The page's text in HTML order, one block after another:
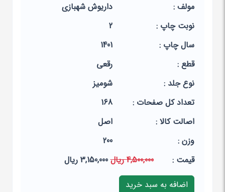
مولف :
داریوش شهبازی
نوبت چاپ :
2
سال چاپ :
1401
قطع :
رقعی
نوع جلد :
شومیز
تعداد کل صفحات :
168
اصالت کالا :
اصل
وزن :
200
قيمت :
4,500,000 ریال 3,150,000 ریال